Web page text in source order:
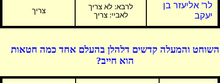
לר' אליעזר בן
יעקב
לרבא: לא צריך
לאביי: צריך
צריך
השוחט והמעלה קדשים דלהלן בהעלם אחד כמה חטאות
הוא חייב?